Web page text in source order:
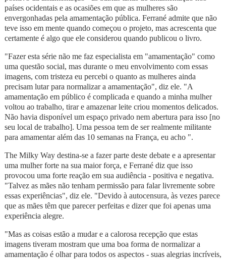
países ocidentais e as ocasiões em que as mulheres são
envergonhadas pela amamentação pública. Ferrané admite que não
teve isso em mente quando começou o projeto, mas acrescenta que
certamente é algo que ele considerou quando publicou o livro.
"Fazer esta série não me faz especialista em "amamentação" como
uma questão social, mas durante o meu envolvimento com essas
imagens, com tristeza eu percebi o quanto as mulheres ainda
precisam lutar para normalizar a amamentação", diz ele. "A
amamentação em público é complicada e quando a minha mulher
voltou ao trabalho, tirar e amazenar leite criou momentos delicados.
Não havia disponível um espaço privado nem abertura para isso [no
seu local de trabalho]. Uma pessoa tem de ser realmente militante
para amamentar além das 10 semanas na França, eu acho ".
The Milky Way destina-se a fazer parte deste debate e a apresentar
uma mulher forte na sua maior força, e Ferrané diz que isso
provocou uma forte reação em sua audiência - positiva e negativa.
"Talvez as mães não tenham permissão para falar livremente sobre
essas experiências", diz ele. "Devido à autocensura, às vezes parece
que as mães têm que parecer perfeitas e dizer que foi apenas uma
experiência alegre.
"Mas as coisas estão a mudar e a calorosa recepção que estas
imagens tiveram mostram que uma boa forma de normalizar a
amamentação é olhar para todos os aspectos - suas alegrias incríveis,